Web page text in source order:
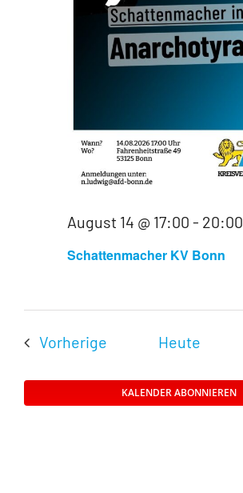
Schattenmacher KV Bonn
August 14 @ 17:00 - 20:00
VorherigeVeranstaltungen
Heute
KALENDER ABONNIEREN